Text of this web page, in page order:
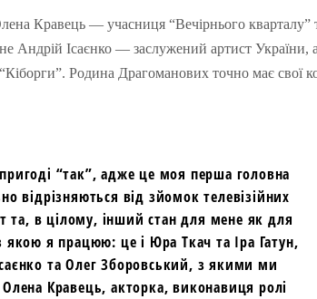
Кравець — учасниця “Вечірнього кварталу”
Андрій Ісаєнко — заслужений артист України,
Родина Драгоманових точно має свої
“так”, адже це моя перша головна
відрізняються від зйомок телевізійних
та, в цілому, інший стан для мене як для
я працюю: це і Юра Ткач та Іра Гатун,
та Олег Зборовський, з якими ми
Кравець, акторка, виконавиця ролі